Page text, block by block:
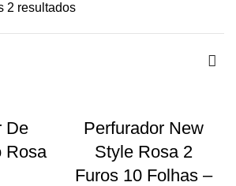
2 resultados
De
Rosa
Perfurador New
Style Rosa 2
Furos 10 Folhas –